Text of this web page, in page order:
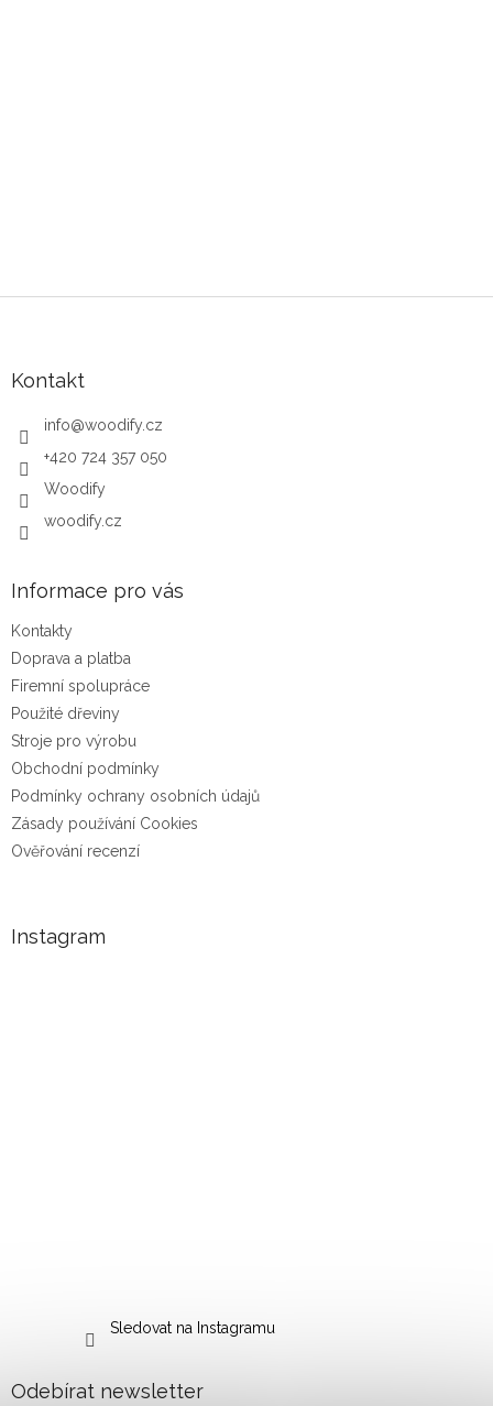
Kontakt
info@woodify.cz
+420 724 357 050
Woodify
woodify.cz
Informace pro vás
Kontakty
Doprava a platba
Firemní spolupráce
Použité dřeviny
Stroje pro výrobu
Obchodní podmínky
Podmínky ochrany osobních údajů
Zásady používání Cookies
Ověřování recenzí
Instagram
Sledovat na Instagramu
Odebírat newsletter